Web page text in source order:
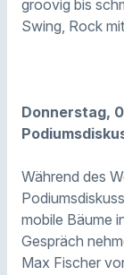
groovig bis
Swing, Rock
Donnerstag,
Während des
mobile Bäume
Gespräch
Max Fischer